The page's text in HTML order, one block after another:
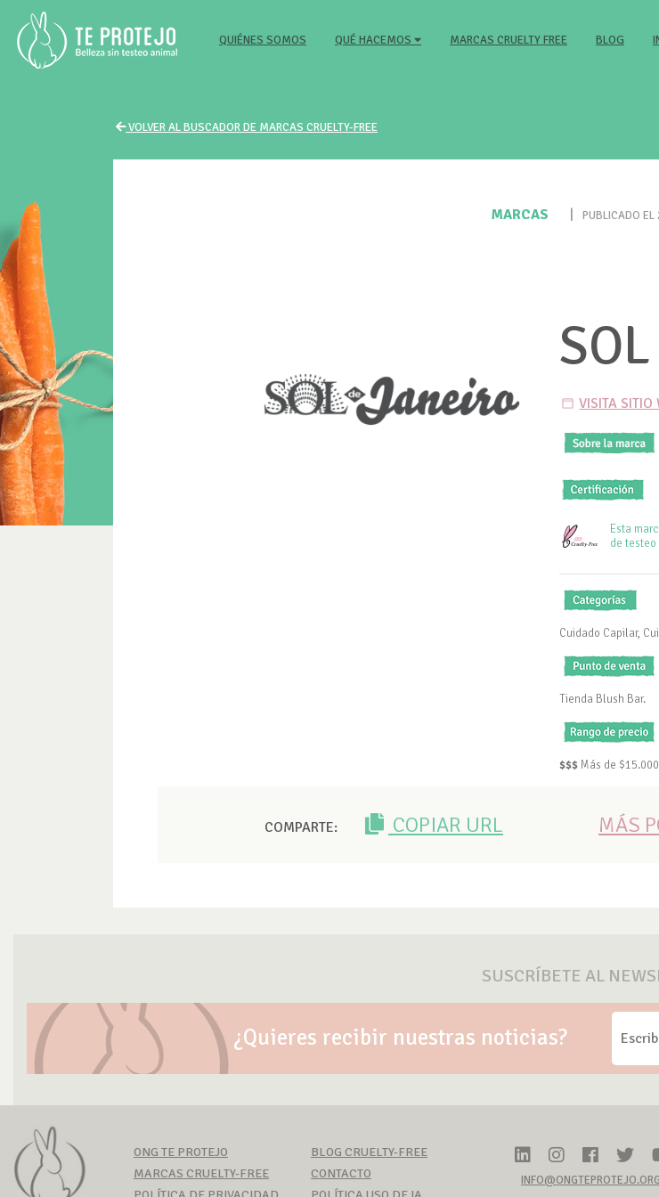
QUIÉNES SOMOS (CURRENT)QUÉ HACEMOS MARCAS CRUELTY FREE BLOG
VOLVER AL BUSCADOR DE MARCAS CRUELTY-FREE
MARCAS PUBLICADO
VISITA SITIO
Esta
de
Cuidado Capilar,
Tienda Blush Bar.
$$$ Más de $15.000
COMPARTE: COPIAR URL MÁS
SUSCRÍBETE AL
¿Quieres recibir nuestras noticias?
ONG TE PROTEJO
BLOG CRUELTY-FREE
MARCAS CRUELTY-FREE
CONTACTO
INFO@ONGTEPROTEJO.ORG